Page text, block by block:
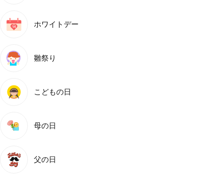
ホワイトデー
雛祭り
こどもの日
母の日
父の日